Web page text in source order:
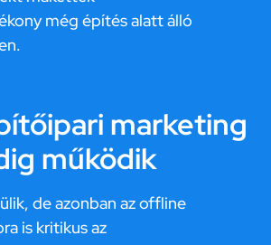
még építés alatt álló
marketing
működik
de azonban az offline
is kritikus az